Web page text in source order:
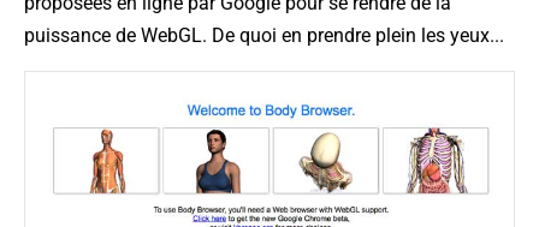
puissance de WebGL. De quoi en prendre plein les yeux...